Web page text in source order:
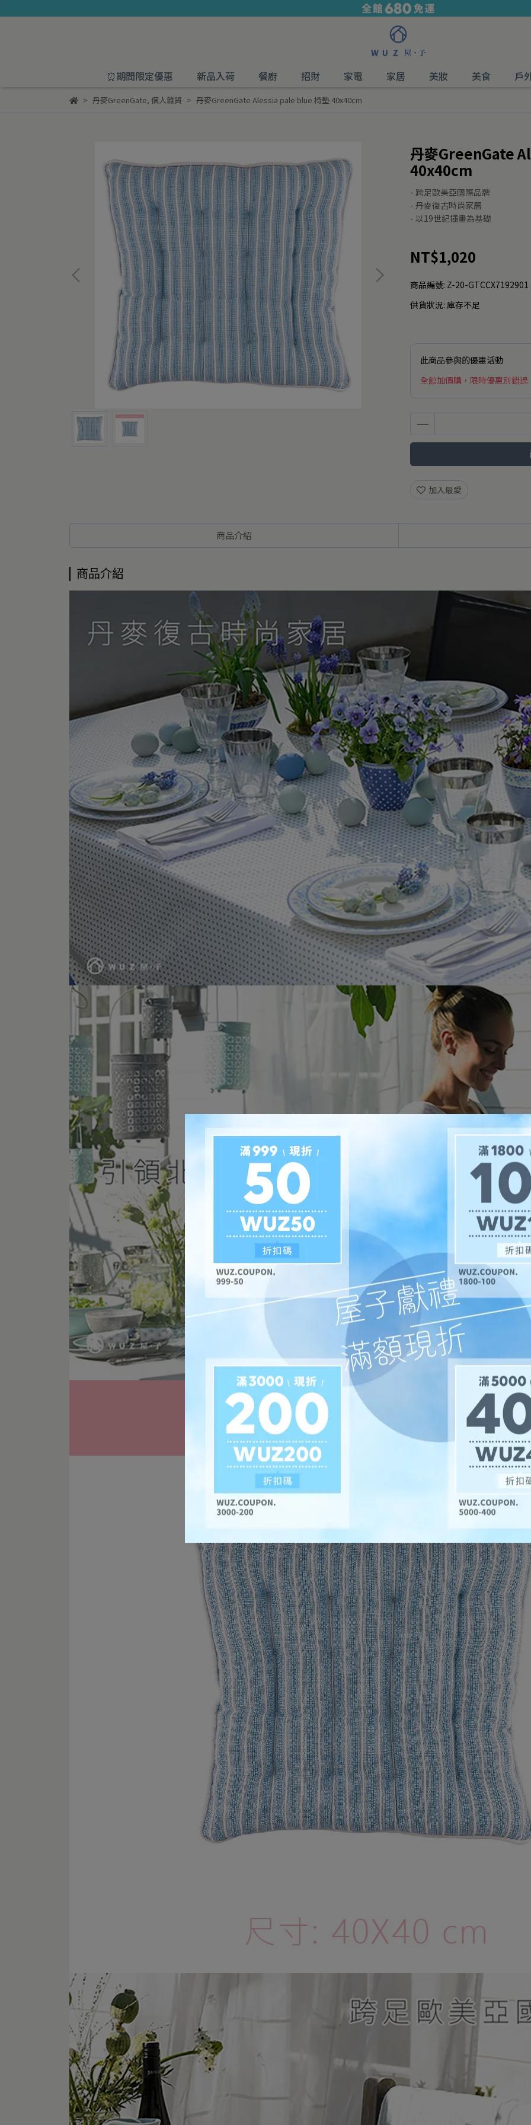
⏰期間限定優惠 新品入荷 餐廚 招財 家電 家居 美妝 美食 戶
丹麥GreenGate, 個人雜貨 丹麥GreenGate Alessia pale blue 椅墊 40x40cm
丹麥GreenGate
40x40cm
- 跨足歐美亞國際品牌
- 丹麥復古時尚家居
- 以19世紀插畫為基礎
NT$1,020
商品編號: Z-20-GTCCX7192901
供貨狀況: 庫存不足
此商品參與的優惠活動
全館加價購，限時優惠別錯過
加入最愛
商品介紹
商品介紹